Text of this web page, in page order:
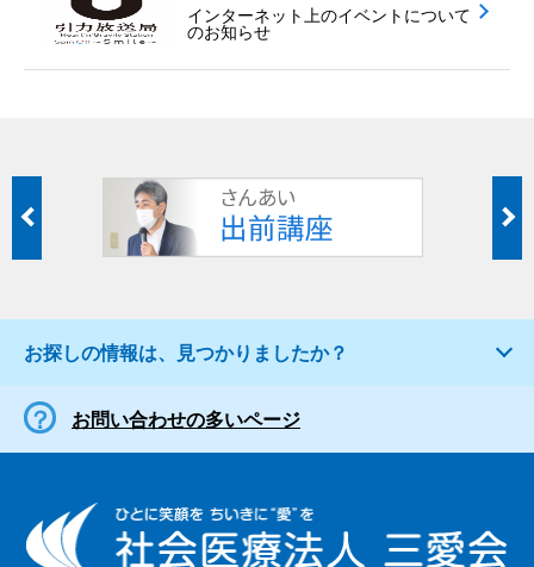
インターネット上のイベントについて
のお知らせ
お探しの情報は、見つかりましたか？
お問い合わせの多いページ